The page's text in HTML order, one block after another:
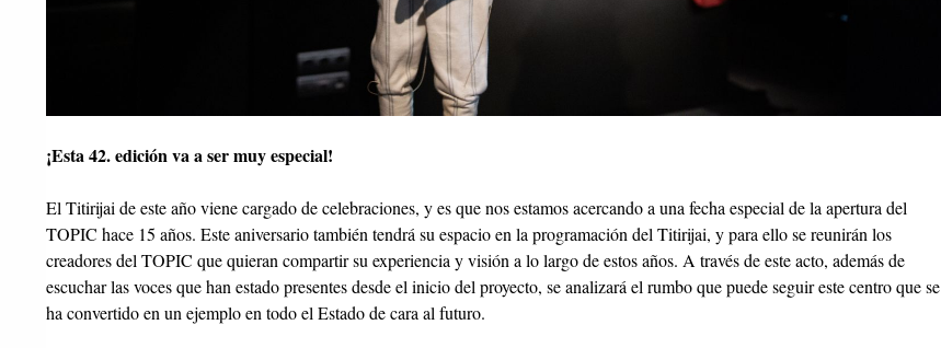
¡Esta 42. edición va a ser muy especial!
El Titirijai de este año viene cargado de celebraciones, y es que nos estamos acercando a una fecha especial de la apertura del
TOPIC hace 15 años. Este aniversario también tendrá su espacio en la programación del Titirijai, y para ello se reunirán los
creadores del TOPIC que quieran compartir su experiencia y visión a lo largo de estos años. A través de este acto, además de
escuchar las voces que han estado presentes desde el inicio del proyecto, se analizará el rumbo que puede seguir este centro que se
ha convertido en un ejemplo en todo el Estado de cara al futuro.